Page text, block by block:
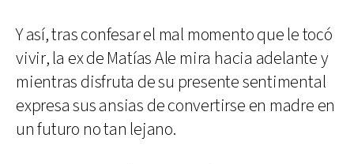
Y así, tras confesar el mal momento que le tocó
vivir, la ex de Matías Ale mira hacia adelante y
mientras disfruta de su presente sentimental
expresa sus ansias de convertirse en madre en
un futuro no tan lejano.